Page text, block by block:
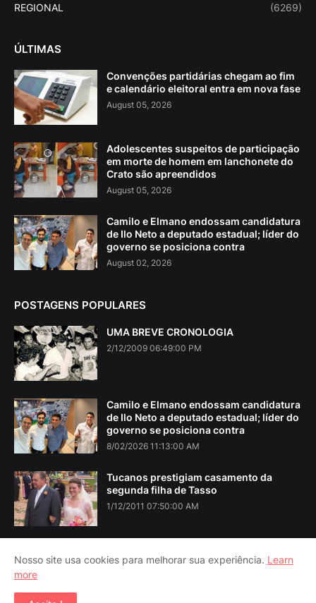
REGIONAL (6269)
ÚLTIMAS
Convenções partidárias chegam ao fim
e calendário eleitoral entra em nova fase
August 05, 2026
Adolescentes suspeitos de participação
em morte de homem em lanchonete do
Crato são apreendidos
August 05, 2026
Camilo e Elmano endossam candidatura
de Ilo Neto a deputado estadual; líder do
governo se posiciona contra
August 02, 2026
POSTAGENS POPULARES
UMA BREVE CRONOLOGIA
2/12/2009 06:49:00 PM
Camilo e Elmano endossam candidatura
de Ilo Neto a deputado estadual; líder do
governo se posiciona contra
8/02/2026 11:13:00 AM
Tucanos prestigiam casamento da
segunda filha de Tasso
1/12/2011 07:50:00 AM
Nosso site usa cookies para melhorar sua experiência. Learn
more